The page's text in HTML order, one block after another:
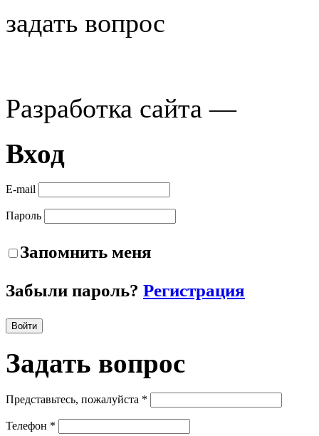
задать вопрос
Разработка сайта —
Вход
E-mail
Пароль
Запомнить меня
Забыли пароль? Регистрация
Войти
Задать вопрос
Представьтесь, пожалуйста *
Телефон *